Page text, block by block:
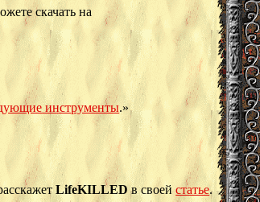
скачать на
инструменты.»
LifeKILLED в своейстатье.